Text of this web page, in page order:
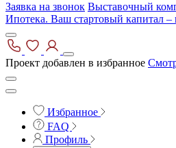
Заявка на звонок Выставочный
Ипотека. Ваш стартовый капитал –
Проект добавлен в избранное
Избранное
FAQ
Профиль